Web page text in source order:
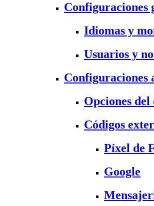
Configuraciones
Idiomas y
Usuarios y
Configuraciones
Opciones del
Códigos
Píxel de
Google